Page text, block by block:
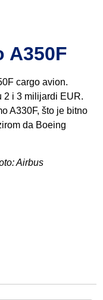
A350F
cargo avion.
2 i 3 milijardi EUR.
A330F, što je bitno
da Boeing
Airbus